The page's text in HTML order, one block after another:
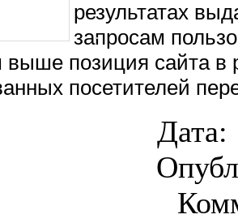
результатах
запросам
позиция сайта в
посетителей
Дата: